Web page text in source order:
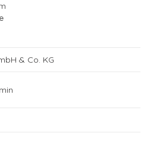
& Co. KG